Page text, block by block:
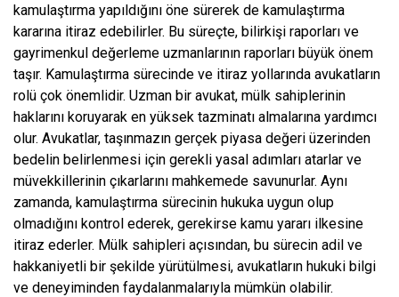
kamulaştırma yapıldığını öne sürerek de kamulaştırma
kararına itiraz edebilirler. Bu süreçte, bilirkişi raporları ve
gayrimenkul değerleme uzmanlarının raporları büyük önem
taşır. Kamulaştırma sürecinde ve itiraz yollarında avukatların
rolü çok önemlidir. Uzman bir avukat, mülk sahiplerinin
haklarını koruyarak en yüksek tazminatı almalarına yardımcı
olur. Avukatlar, taşınmazın gerçek piyasa değeri üzerinden
bedelin belirlenmesi için gerekli yasal adımları atarlar ve
müvekkillerinin çıkarlarını mahkemede savunurlar. Aynı
zamanda, kamulaştırma sürecinin hukuka uygun olup
olmadığını kontrol ederek, gerekirse kamu yararı ilkesine
itiraz ederler. Mülk sahipleri açısından, bu sürecin adil ve
hakkaniyetli bir şekilde yürütülmesi, avukatların hukuki bilgi
ve deneyiminden faydalanmalarıyla mümkün olabilir.